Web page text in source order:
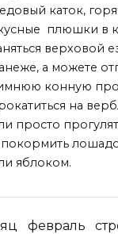
каток,
плюшки в
верховой
а можете
конную
на
просто
яблоком.
февраль